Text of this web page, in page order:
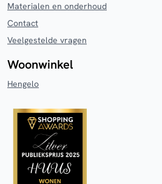
Materialen en onderhoud
Contact
Veelgestelde vragen
Woonwinkel
Hengelo